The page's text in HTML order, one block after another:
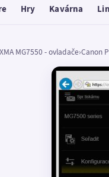
Hry Kavárna
MG7550 - ovladače›Canon